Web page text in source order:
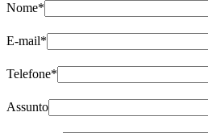
Nome*
E-mail*
Telefone*
Assunto